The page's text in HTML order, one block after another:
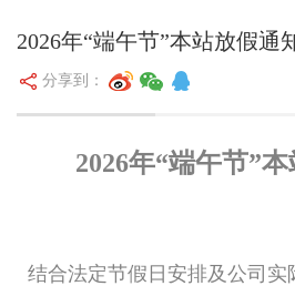
2026年“端午节”本站放假通
分享到：
2026年“端午节”
结合法定节假日安排及公司实